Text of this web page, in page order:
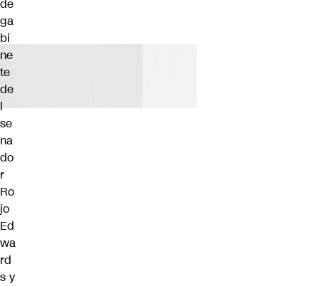
de
ga
bi
ne
te
de
l
se
na
do
r
Ro
jo
Ed
wa
rd
s y